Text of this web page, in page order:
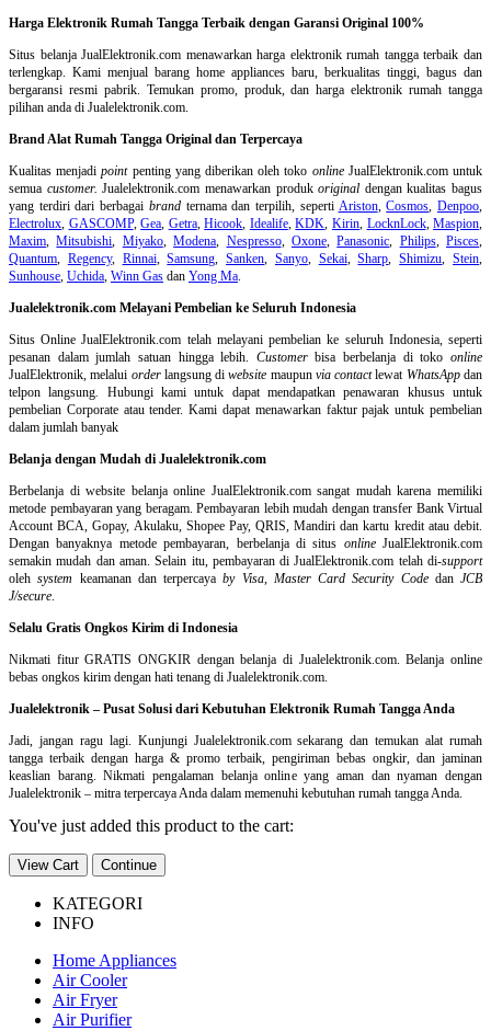
Harga Elektronik Rumah Tangga Terbaik dengan Garansi Original 100%
Situs belanjaJualElektronik.com menawarkan harga elektronik rumah tangga terbaik dan
terlengkap. Kami menjual barang home appliances baru, berkualitas tinggi, bagus dan
bergaransi resmi pabrik. Temukan promo, produk, dan harga elektronik rumah tangga
pilihan anda di Jualelektronik.com.
Brand Alat Rumah Tangga Original dan Terpercaya
Kualitas menjadipointpenting yang diberikan oleh toko onlineJualElektronik.com untuk
semua customer. Jualelektronik.com menawarkan produkoriginal dengan kualitas bagus
yang terdiri dari berbagai brandternama dan terpilih, seperti Ariston,Cosmos,Denpoo,
Electrolux, GASCOMP,Gea, Getra,Hicook, Idealife,KDK, Kirin, LocknLock,Maspion,
Maxim,Mitsubishi, Miyako,Modena, Nespresso, Oxone,Panasonic, Philips, Pisces,
Quantum, Regency, Rinnai,Samsung,Sanken, Sanyo, Sekai,Sharp,Shimizu,Stein,
Sunhouse, Uchida, Winn Gas dan Yong Ma.
Jualelektronik.com Melayani Pembelian ke Seluruh Indonesia
Situs Online JualElektronik.com telah melayani pembelian ke seluruh Indonesia, seperti
pesanan dalam jumlah satuan hingga lebih. Customerbisa berbelanja di tokoonline
JualElektronik, melalui orderlangsung diwebsite maupun via contactlewat WhatsAppdan
telpon langsung. Hubungi kami untuk dapat mendapatkan penawaran khusus untuk
pembelian Corporate atau tender. Kami dapat menawarkan faktur pajak untuk pembelian
dalam jumlah banyak
Belanja dengan Mudah di Jualelektronik.com
Berbelanja diwebsite belanja online JualElektronik.com sangat mudah karena memiliki
metode pembayaran yang beragam. Pembayaran lebih mudah dengan transfer Bank Virtual
Account BCA, Gopay, Akulaku, Shopee Pay, QRIS, Mandiri dan kartu kredit atau debit.
Dengan banyaknya metode pembayaran, berbelanja di situs onlineJualElektronik.com
semakin mudah dan aman. Selain itu, pembayaran di JualElektronik.com telah di-support
olehsystem keamanan dan terpercayaby Visa, Master Card Security Codedan JCB
J/secure.
Selalu Gratis Ongkos Kirim di Indonesia
Nikmati fitur GRATIS ONGKIR dengan belanja di Jualelektronik.com. Belanja online
bebas ongkos kirim dengan hati tenang di Jualelektronik.com.
Jualelektronik – Pusat Solusi dari Kebutuhan Elektronik Rumah Tangga Anda
Jadi, jangan ragu lagi. Kunjungi Jualelektronik.com sekarang dan temukan alat rumah
tangga terbaik dengan harga & promo terbaik, pengiriman bebas ongkir, dan jaminan
keaslian barang. Nikmati pengalaman belanja online yang aman dan nyaman dengan
Jualelektronik – mitra terpercaya Anda dalam memenuhi kebutuhan rumah tangga Anda.
You've just added this product to the cart:
View Cart Continue
KATEGORI
INFO
Home Appliances
Air Cooler
Air Fryer
Air Purifier